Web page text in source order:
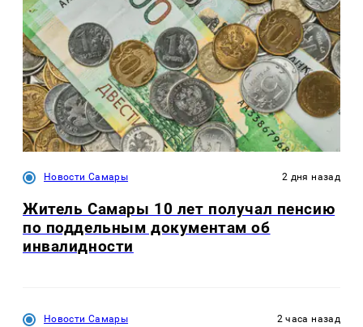
Новости Самары 2 дня назад
Житель Самары 10 лет получал пенсию
по поддельным документам об
инвалидности
Новости Самары 2 часа назад